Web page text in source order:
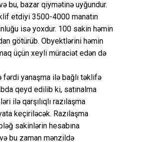
bu, bazar qiymətinə uyğundur.
etdiyi 3500-4000 manatın
isə yoxdur. 100 sakin həmin
götürüb. Obyektlərini həmin
üçün xeyli müraciət edən də
fərdi yanaşma ilə bağlı təklifə
qeyd edilib ki, satınalma
ilə qarşılıqlı razılaşma
keçiriləcək. Razılaşma
sakinlərin hesabına
bu zaman mənzildə